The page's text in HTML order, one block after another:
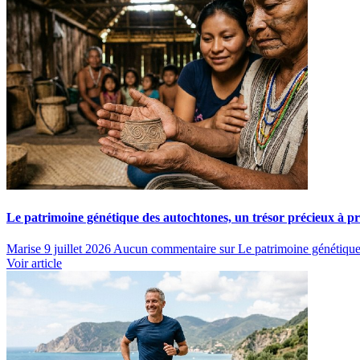
Le patrimoine génétique des autochtones, un trésor précieux à
Marise 9 juillet 2026 Aucun commentaire sur Le patrimoine
Voir article